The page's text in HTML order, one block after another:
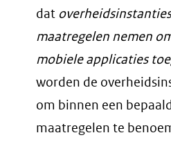
dat
maatregelen nemen
mobiele applicaties
worden de
om binnen een
maatregelen te